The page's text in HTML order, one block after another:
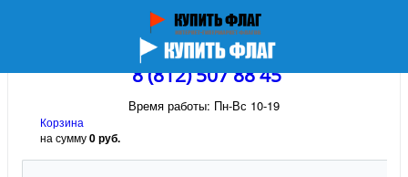
8 (812) 507 88 45
Время работы: Пн-Вс 10-19
Корзина
на сумму0 руб.